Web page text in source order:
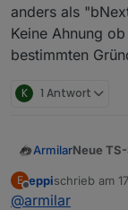
anders als
Keine Ahnung
bestimmten
K 1 Antwort
ArmilarNeue
https://
E
Offline
eppischrieb am
zuletzt
@armilar